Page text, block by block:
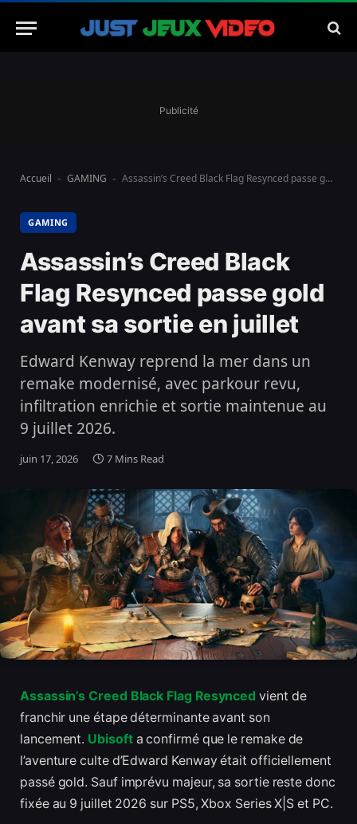
Publicité
Accueil - GAMING - Assassin’s Creed Black Flag Resynced passe gold avant sa sortie en juillet
GAMING
Assassin’s Creed Black
Flag Resynced passe gold
avant sa sortie en juillet
Edward Kenway reprend la mer dans un
remake modernisé, avec parkour revu,
infiltration enrichie et sortie maintenue au
9 juillet 2026.
juin 17, 2026 7 Mins Read
Assassin’s Creed Black Flag Resynced vient de
franchir une étape déterminante avant son
lancement. Ubisoft a confirmé que le remake de
l’aventure culte d’Edward Kenway était officiellement
passé gold. Sauf imprévu majeur, sa sortie reste donc
fixée au 9 juillet 2026 sur PS5, Xbox Series X|S et PC.